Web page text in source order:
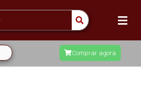
Comprar agora